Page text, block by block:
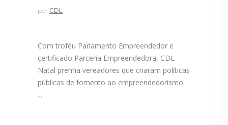
por CDL
Com troféu Parlamento Empreendedor e
certificado Parceria Empreendedora, CDL
Natal premia vereadores que criaram políticas
públicas de fomento ao empreendedorismo.